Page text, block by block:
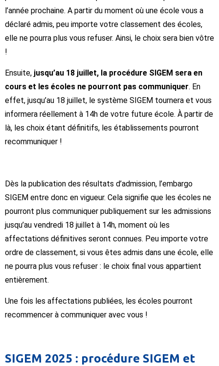
l’année prochaine. A partir du moment où une école vous a
déclaré admis, peu importe votre classement des écoles,
elle ne pourra plus vous refuser. Ainsi, le choix sera bien vôtre
!
Ensuite, jusqu’au 18 juillet, la procédure SIGEM sera en
cours et les écoles ne pourront pas communiquer. En
effet, jusqu’au 18 juillet, le système SIGEM tournera et vous
informera réellement à 14h de votre future école. À partir de
là, les choix étant définitifs, les établissements pourront
recommuniquer !
Dès la publication des résultats d’admission, l’embargo
SIGEM entre donc en vigueur. Cela signifie que les écoles ne
pourront plus communiquer publiquement sur les admissions
jusqu’au vendredi 18 juillet à 14h, moment où les
affectations définitives seront connues. Peu importe votre
ordre de classement, si vous êtes admis dans une école, elle
ne pourra plus vous refuser : le choix final vous appartient
entièrement.
Une fois les affectations publiées, les écoles pourront
recommencer à communiquer avec vous !
SIGEM 2025 : procédure SIGEM et